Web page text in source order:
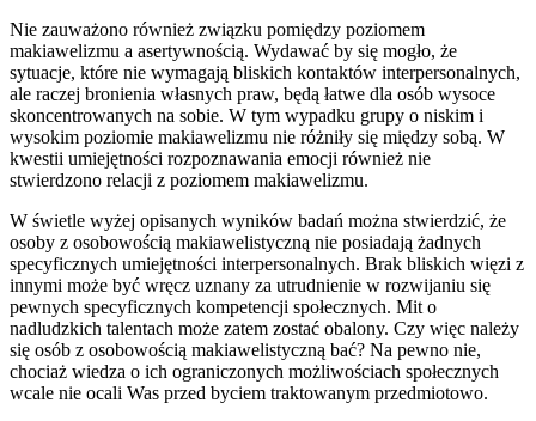
Nie zauważono również związku pomiędzy poziomem
makiawelizmu a asertywnością. Wydawać by się mogło, że
sytuacje, które nie wymagają bliskich kontaktów interpersonalnych,
ale raczej bronienia własnych praw, będą łatwe dla osób wysoce
skoncentrowanych na sobie. W tym wypadku grupy o niskim i
wysokim poziomie makiawelizmu nie różniły się między sobą. W
kwestii umiejętności rozpoznawania emocji również nie
stwierdzono relacji z poziomem makiawelizmu.
W świetle wyżej opisanych wyników badań można stwierdzić, że
osoby z osobowością makiawelistyczną nie posiadają żadnych
specyficznych umiejętności interpersonalnych. Brak bliskich więzi z
innymi może być wręcz uznany za utrudnienie w rozwijaniu się
pewnych specyficznych kompetencji społecznych. Mit o
nadludzkich talentach może zatem zostać obalony. Czy więc należy
się osób z osobowością makiawelistyczną bać? Na pewno nie,
chociaż wiedza o ich ograniczonych możliwościach społecznych
wcale nie ocali Was przed byciem traktowanym przedmiotowo.